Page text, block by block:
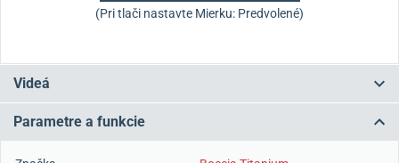
(Pri tlači nastavte Mierku: Predvolené)
Videá
Parametre a funkcie